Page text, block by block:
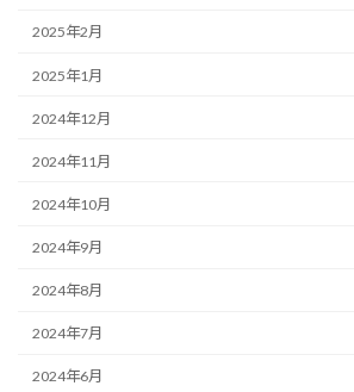
2025年2月
2025年1月
2024年12月
2024年11月
2024年10月
2024年9月
2024年8月
2024年7月
2024年6月